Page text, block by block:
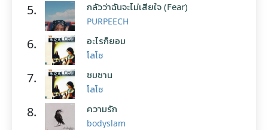
5. กลัวว่าฉันจะไม่เสียใจ (Fear)
PURPEECH
6. อะไรก็ยอม
โลโซ
7. ซมซาน
โลโซ
8. ความรัก
bodyslam